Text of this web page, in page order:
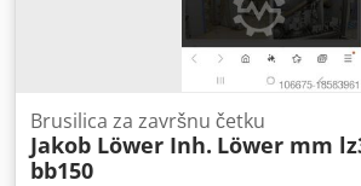
Brusilica za završnu četku
Jakob Löwer Inh. Löwer mm
bb150